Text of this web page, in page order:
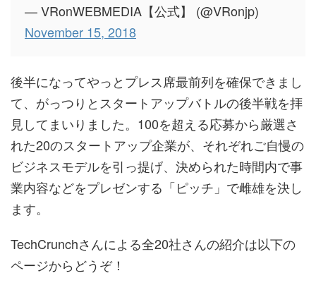
— VRonWEBMEDIA【公式】 (@VRonjp)
November 15, 2018
後半になってやっとプレス席最前列を確保できまし
て、がっつりとスタートアップバトルの後半戦を拝
見してまいりました。100を超える応募から厳選さ
れた20のスタートアップ企業が、それぞれご自慢の
ビジネスモデルを引っ提げ、決められた時間内で事
業内容などをプレゼンする「ピッチ」で雌雄を決し
ます。
TechCrunchさんによる全20社さんの紹介は以下の
ページからどうぞ！